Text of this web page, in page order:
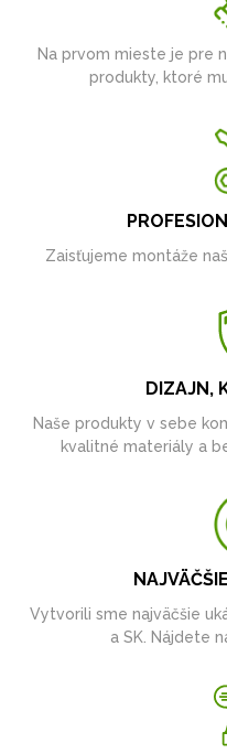
Na prvom mieste je pre
produkty, ktoré
Zaisťujeme montáže
DIZAJN,
Naše produkty v sebe
kvalitné materiály a
Vytvorili sme najväčšie
a SK. Nájdete